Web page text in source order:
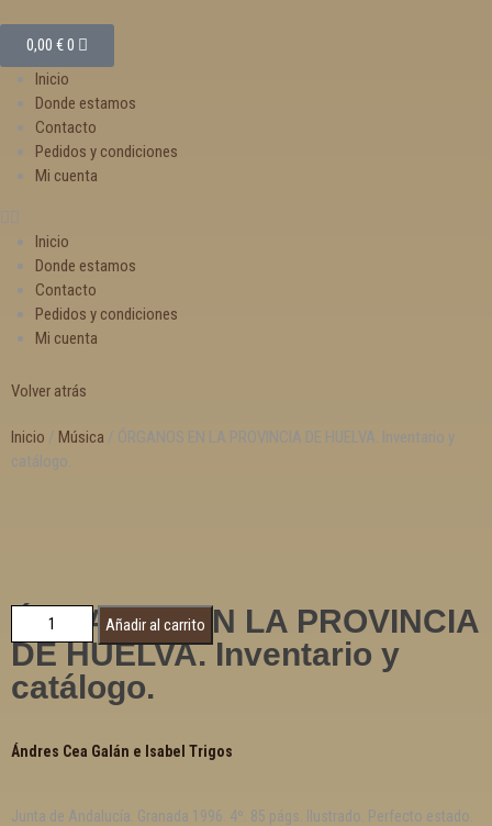
0,00 €0
Inicio
Donde estamos
Contacto
Pedidos y condiciones
Mi cuenta
Inicio
Donde estamos
Contacto
Pedidos y condiciones
Mi cuenta
Volver atrás
Inicio / Música / ÓRGANOS EN LA PROVINCIA DE HUELVA. Inventario y
catálogo.
ÓRGANOS EN LA PROVINCIA
DE HUELVA. Inventario y
catálogo.
Ándres Cea Galán e Isabel Trigos
Junta de Andalucía. Granada 1996. 4º. 85 págs. Ilustrado. Perfecto estado.
Añadir al carrito